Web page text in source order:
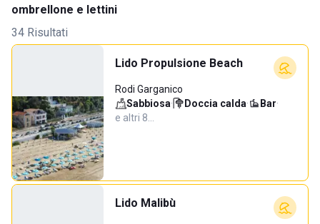
ombrellone e lettini
34 Risultati
Lido Propulsione Beach
Rodi Garganico
Sabbiosa· Doccia calda· Bar·
e altri 8…
Lido Malibù